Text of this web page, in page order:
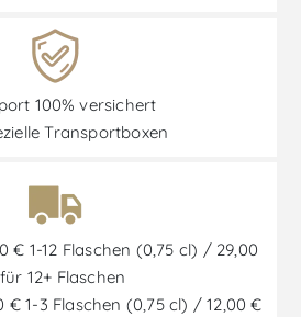
100% versichert
Transportboxen
€ 1-12 Flaschen (0,75 cl) / 29,00
12+ Flaschen
€ 1-3 Flaschen (0,75 cl) / 12,00 €